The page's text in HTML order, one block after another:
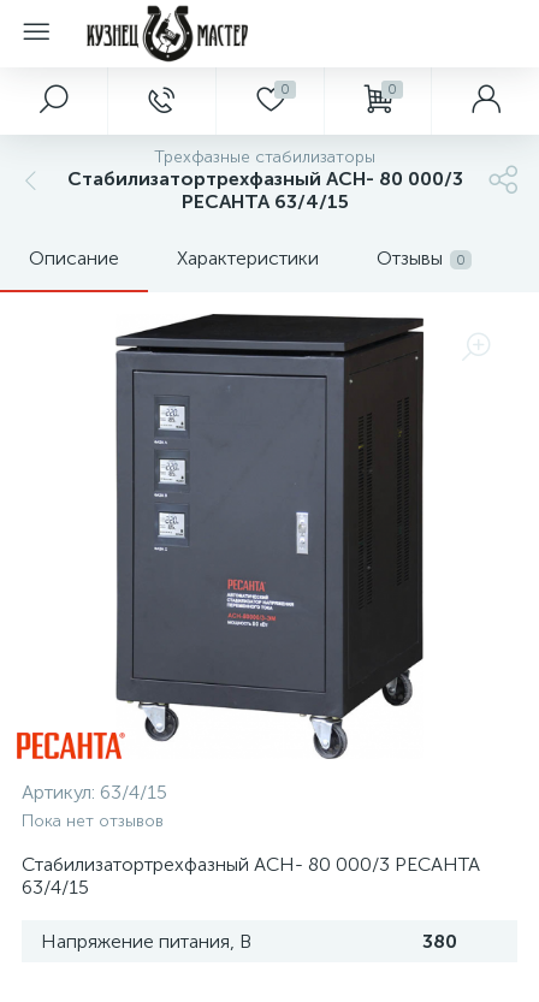
0 0
Трехфазные стабилизаторы
Стабилизатортрехфазный АСН- 80 000/3
РЕСАНТА 63/4/15
Описание Характеристики Отзывы 0
Артикул: 63/4/15
Пока нет отзывов
Стабилизатортрехфазный АСН- 80 000/3 РЕСАНТА
63/4/15
Напряжение питания, В 380